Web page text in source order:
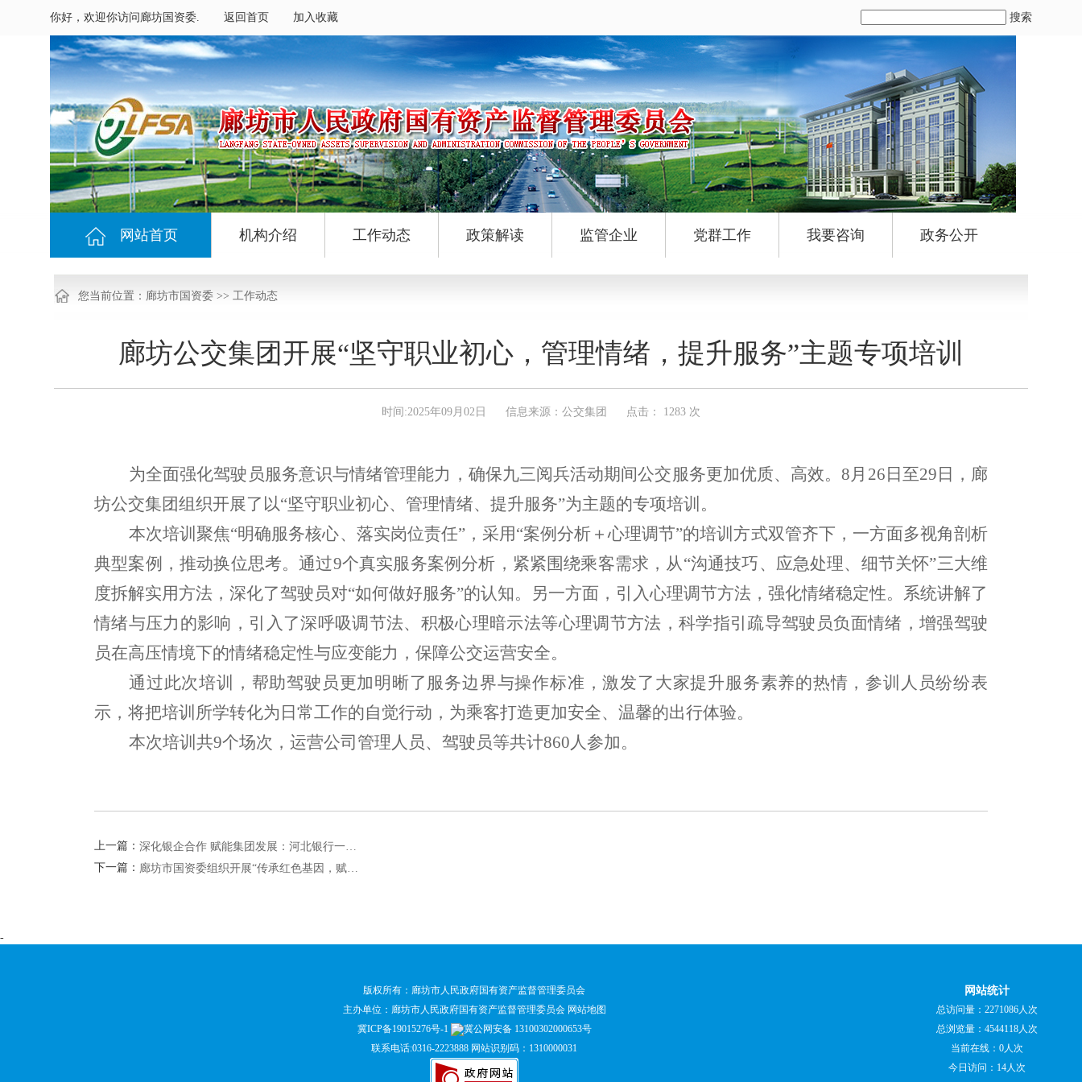
搜索
你好，欢迎你访问廊坊国资委. 返回首页 加入收藏
网站首页 机构介绍 工作动态 政策解读 监管企业 党群工作 我要咨询 政务公开
您当前位置： 廊坊市国资委 >> 工作动态
廊坊公交集团开展“坚守职业初心，管理情绪，提升服务”主题专项培训
时间:2025年09月02日 信息来源：公交集团 点击： 1283 次
为全面强化驾驶员服务意识与情绪管理能力，确保九三阅兵活动期间公交服务更加优质、高效。8月26日至29日，廊
坊公交集团组织开展了以“坚守职业初心、管理情绪、提升服务”为主题的专项培训。
本次培训聚焦“明确服务核心、落实岗位责任”，采用“案例分析＋心理调节”的培训方式双管齐下，一方面多视角剖析
典型案例，推动换位思考。通过9个真实服务案例分析，紧紧围绕乘客需求，从“沟通技巧、应急处理、细节关怀”三大维
度拆解实用方法，深化了驾驶员对“如何做好服务”的认知。另一方面，引入心理调节方法，强化情绪稳定性。系统讲解了
情绪与压力的影响，引入了深呼吸调节法、积极心理暗示法等心理调节方法，科学指引疏导驾驶员负面情绪，增强驾驶
员在高压情境下的情绪稳定性与应变能力，保障公交运营安全。
通过此次培训，帮助驾驶员更加明晰了服务边界与操作标准，激发了大家提升服务素养的热情，参训人员纷纷表
示，将把培训所学转化为日常工作的自觉行动，为乘客打造更加安全、温馨的出行体验。
本次培训共9个场次，运营公司管理人员、驾驶员等共计860人参加。
上一篇： 深化银企合作 赋能集团发展：河北银行一…
下一篇： 廊坊市国资委组织开展“传承红色基因，赋…
-
版权所有：廊坊市人民政府国有资产监督管理委员会
主办单位：廊坊市人民政府国有资产监督管理委员会 网站地图
冀ICP备19015276号-1
冀公网安备 13100302000653号
联系电话:0316-2223888 网站识别码：1310000031
网站统计
总访问量：2271086人次
总浏览量：4544118人次
当前在线：0人次
今日访问：14人次